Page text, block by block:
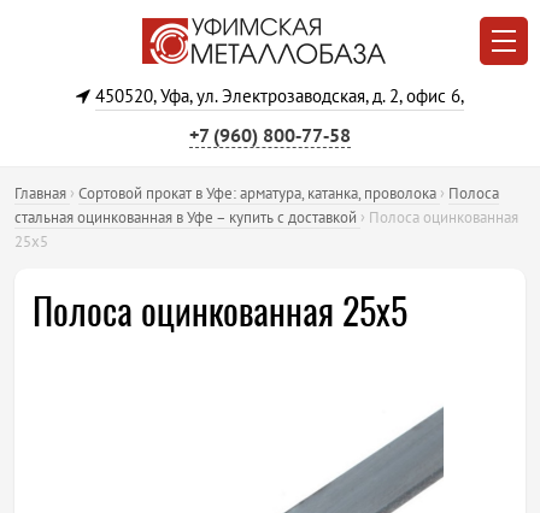
450520, Уфа, ул. Электрозаводская, д. 2, офис 6,
+7 (960) 800‐77‐58
Главная › Сортовой прокат в Уфе: арматура, катанка, проволока › Полоса
стальная оцинкованная в Уфе – купить с доставкой › Полоса оцинкованная
25х5
Полоса оцинкованная 25х5